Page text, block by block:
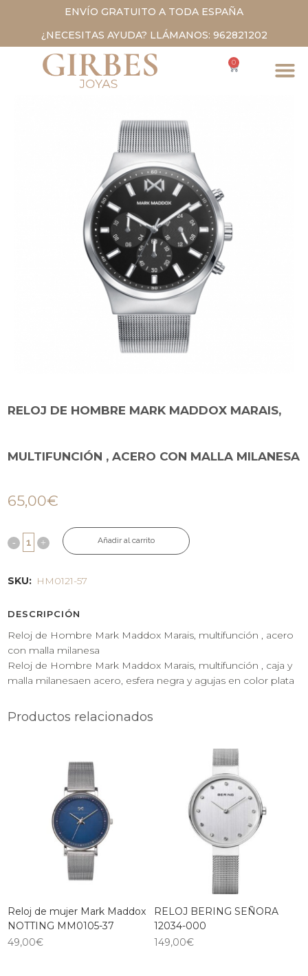
ENVÍO GRATUITO A TODA ESPAÑA
¿NECESITAS AYUDA? LLÁMANOS: 962821202
0
RELOJ DE HOMBRE MARK MADDOX MARAIS,
MULTIFUNCIÓN , ACERO CON MALLA MILANESA
65,00€
Añadir al carrito
SKU: HM0121-57
DESCRIPCIÓN
Reloj de Hombre Mark Maddox Marais, multifunción , acero
con malla milanesa
Reloj de Hombre Mark Maddox Marais, multifunción , caja y
malla milanesaen acero, esfera negra y agujas en color plata
Productos relacionados
Reloj de mujer Mark Maddox
NOTTING MM0105-37
49,00€
RELOJ BERING SEÑORA
12034-000
149,00€